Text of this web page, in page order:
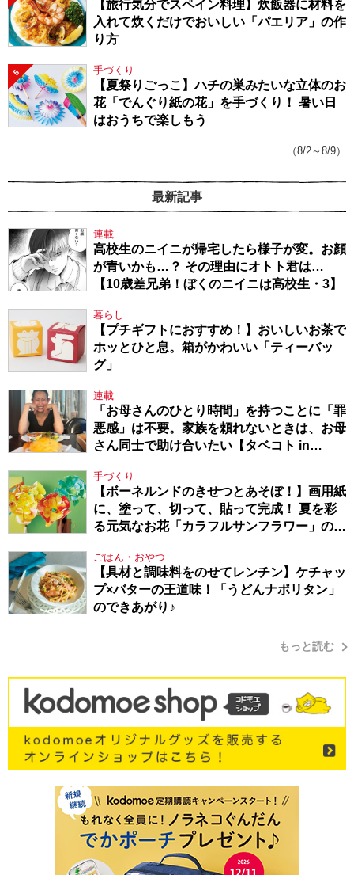
【旅行気分でスペイン料理】炊飯器に材料を
入れて炊くだけでおいしい「パエリア」の作
り方
5 手づくり
【夏祭りごっこ】ハチの巣みたいな立体のお
花「でんぐり紙の花」を手づくり！ 暑い日
はおうちで楽しもう
（8/2～8/9）
最新記事
連載
高校生のニイニが帰宅したら様子が変。お顔
が青いかも…？ その理由にオトト君は…
【10歳差兄弟！ぼくのニイニは高校生・3】
暮らし
【プチギフトにおすすめ！】おいしいお茶で
ホッとひと息。箱がかわいい「ティーバッ
グ」
連載
「お母さんのひとり時間」を持つことに「罪
悪感」は不要。家族を頼れないときは、お母
さん同士で助け合いたい【タベコト in
手づくり
【ボーネルンドのきせつとあそぼ！】画用紙
に、塗って、切って、貼って完成！ 夏を彩
る元気なお花「カラフルサンフラワー」の作
ごはん・おやつ
【具材と調味料をのせてレンチン】ケチャッ
プ×バターの王道味！「うどんナポリタン」
のできあがり♪
もっと読む